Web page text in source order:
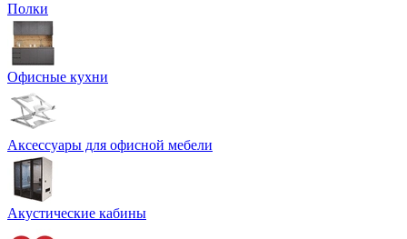
Полки
Офисные кухни
Аксессуары для офисной мебели
Акустические кабины